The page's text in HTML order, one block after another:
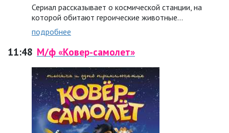
Сериал рассказывает о космической станции, на
которой обитают героические животные…
подробнее
11:48 М/ф «Ковер-самолет»